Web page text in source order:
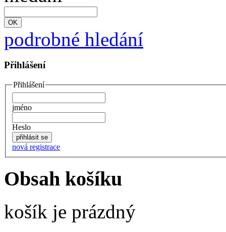
podrobné hledání
Přihlášení
Přihlášení
jméno
Heslo
nová registrace
Obsah košíku
košík je prázdný